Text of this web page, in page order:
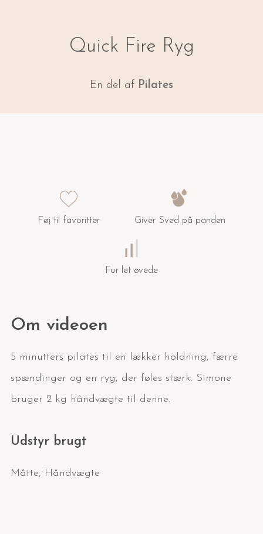
Quick Fire Ryg
En del af Pilates
Føj til favoritter Giver Sved på panden
For let øvede
Om videoen
5 minutters pilates til en lækker holdning, færre
spændinger og en ryg, der føles stærk. Simone
bruger 2 kg håndvægte til denne.
Udstyr brugt
Måtte, Håndvægte